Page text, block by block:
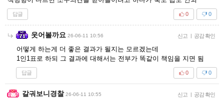
답글 0
0
웃어볼까요 26-06-11 10:56 신고 | 공감 확인
어떻게 하는게 더 좋은 결과가 될지는 모르겠는데
1인1표로 하되 그 결과에 대해서는 전부가 똑같이 책임을 지면 됨
답글 0
0
갈궈보니경찰 26-06-11 10:55 신고 | 공감 확인